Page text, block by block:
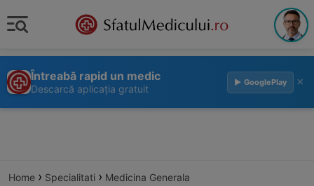
Întreabă rapid un medic
Descarcă aplicația gratuit
▶ GooglePlay ×
Home › Specialitati › Medicina Generala